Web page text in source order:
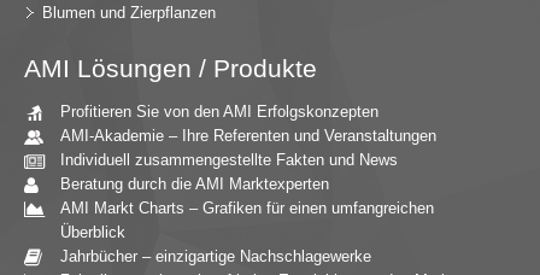
Blumen und Zierpflanzen
AMI Lösungen / Produkte
Profitieren Sie von den AMI Erfolgskonzepten
AMI-Akademie – Ihre Referenten und Veranstaltungen
Individuell zusammengestellte Fakten und News
Beratung durch die AMI Marktexperten
AMI Markt Charts – Grafiken für einen umfangreichen
Überblick
Jahrbücher – einzigartige Nachschlagewerke